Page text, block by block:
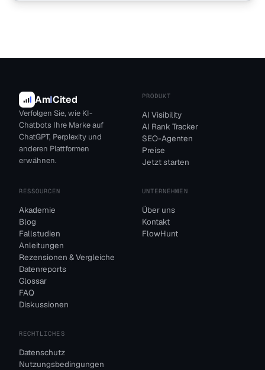
AmICited
Verfolgen Sie, wie KI-
Chatbots Ihre Marke auf
ChatGPT, Perplexity und
anderen Plattformen
erwähnen.
PRODUKT
AI Visibility
AI Rank Tracker
SEO-Agenten
Preise
Jetzt starten
RESSOURCEN
Akademie
Blog
Fallstudien
Anleitungen
Rezensionen & Vergleiche
Datenreports
Glossar
FAQ
Diskussionen
UNTERNEHMEN
Über uns
Kontakt
FlowHunt
RECHTLICHES
Datenschutz
Nutzungsbedingungen